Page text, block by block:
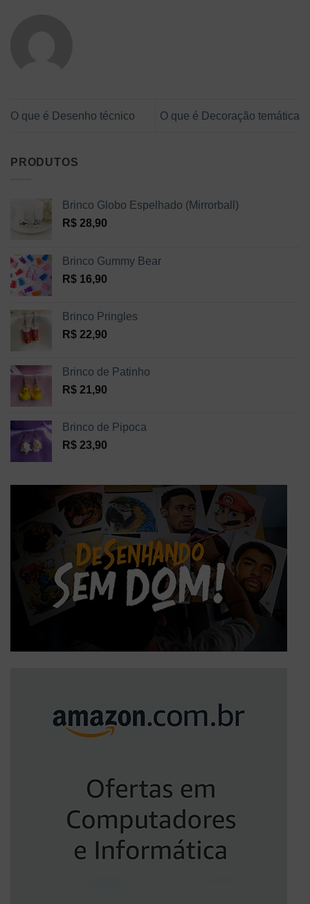
O que é Desenho técnico O que é Decoração temática
PRODUTOS
Brinco Globo Espelhado (Mirrorball)
R$ 28,90
Brinco Gummy Bear
R$ 16,90
Brinco Pringles
R$ 22,90
Brinco de Patinho
R$ 21,90
Brinco de Pipoca
R$ 23,90